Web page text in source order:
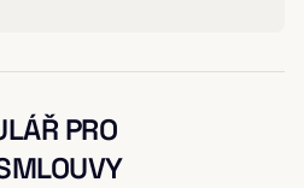
PRO